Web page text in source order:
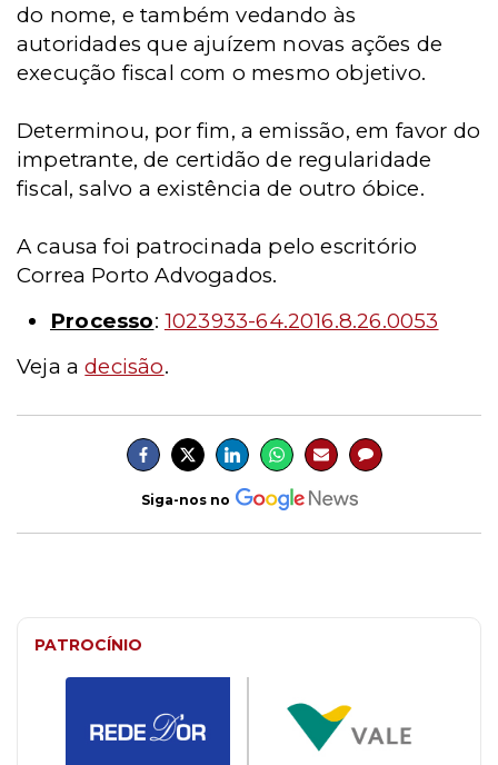
do nome, e também vedando às
autoridades que ajuízem novas ações de
execução fiscal com o mesmo objetivo.
Determinou, por fim, a emissão, em favor do
impetrante, de certidão de regularidade
fiscal, salvo a existência de outro óbice.
A causa foi patrocinada pelo escritório
Correa Porto Advogados.
Processo: 1023933-64.2016.8.26.0053
Veja adecisão.
Siga-nos no
PATROCÍNIO